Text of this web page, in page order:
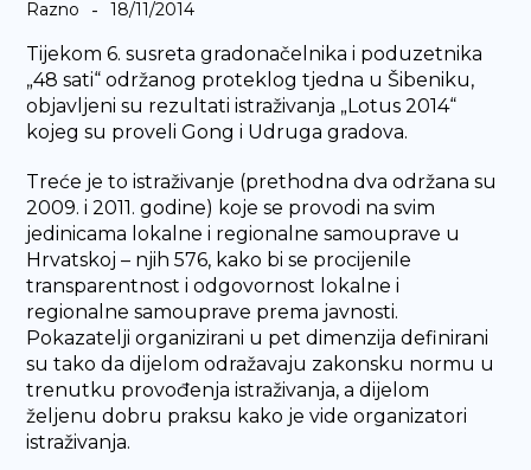
Razno - 18/11/2014
Tijekom 6. susreta gradonačelnika i poduzetnika
„48 sati“ održanog proteklog tjedna u Šibeniku,
objavljeni su rezultati istraživanja „Lotus 2014“
kojeg su proveli Gong i Udruga gradova.
Treće je to istraživanje (prethodna dva održana su
2009. i 2011. godine) koje se provodi na svim
jedinicama lokalne i regionalne samouprave u
Hrvatskoj – njih 576, kako bi se procijenile
transparentnost i odgovornost lokalne i
regionalne samouprave prema javnosti.
Pokazatelji organizirani u pet dimenzija definirani
su tako da dijelom odražavaju zakonsku normu u
trenutku provođenja istraživanja, a dijelom
željenu dobru praksu kako je vide organizatori
istraživanja.